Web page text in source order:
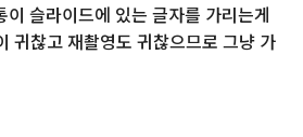
슬라이드에 있는 글자를 가리는게
귀찮고 재촬영도 귀찮으므로 그냥 가